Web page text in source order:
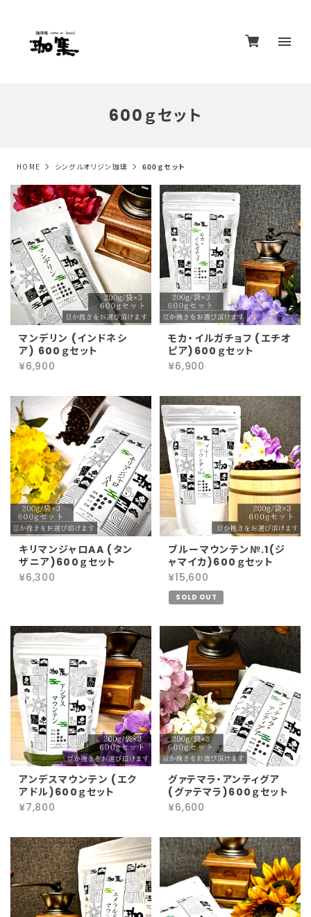
600ｇセット
HOME シングルオリジン珈琲 600ｇセット
マンデリン (インドネシ
ア) 600ｇセット
¥6,900
モカ・イルガチョフ (エチオ
ピア)600ｇセット
¥6,900
キリマンジャロAA (タン
ザニア)600ｇセット
¥6,300
ブルーマウンテン№.1(ジ
ャマイカ)600ｇセット
¥15,600
SOLD OUT
アンデスマウンテン (エク
アドル)600ｇセット
¥7,800
グァテマラ・アンティグア
(グァテマラ)600ｇセット
¥6,600